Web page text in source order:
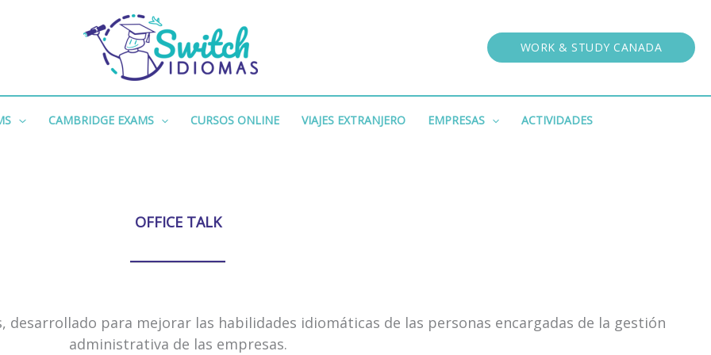
WORK & STUDY CANADA
CAMBRIDGE EXAMS CURSOS ONLINE VIAJES EXTRANJERO EMPRESAS ACTIVIDADES
OFFICE TALK
desarrollado para mejorar las habilidades idiomáticas de las personas encargadas de la gestión
administrativa de las empresas.